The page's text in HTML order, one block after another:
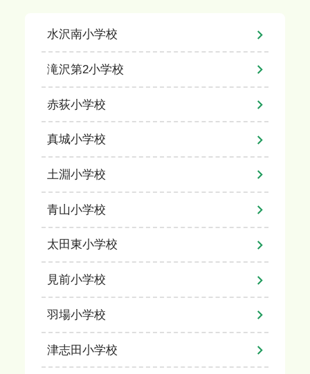
水沢南小学校
滝沢第2小学校
赤荻小学校
真城小学校
土淵小学校
青山小学校
太田東小学校
見前小学校
羽場小学校
津志田小学校